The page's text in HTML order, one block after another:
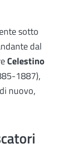
sotto
dal
Celestino
1887),
nuovo,